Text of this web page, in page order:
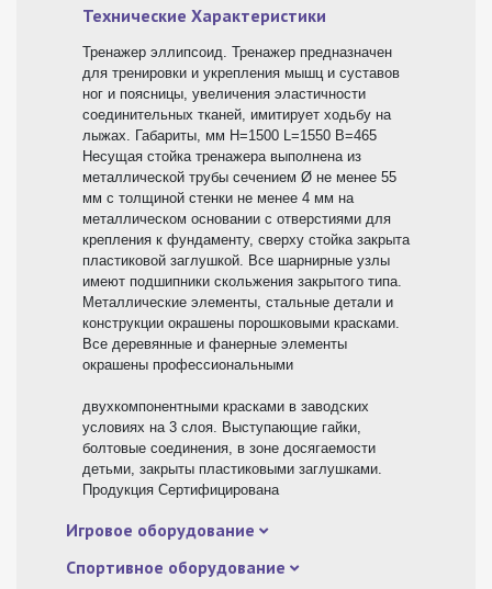
Технические Характеристики
Тренажер эллипсоид. Тренажер предназначен
для тренировки и укрепления мышц и суставов
ног и поясницы, увеличения эластичности
соединительных тканей, имитирует ходьбу на
лыжах. Габариты, мм H=1500 L=1550 В=465
Несущая стойка тренажера выполнена из
металлической трубы сечением Ø не менее 55
мм с толщиной стенки не менее 4 мм на
металлическом основании с отверстиями для
крепления к фундаменту, сверху стойка закрыта
пластиковой заглушкой. Все шарнирные узлы
имеют подшипники скольжения закрытого типа.
Металлические элементы, стальные детали и
конструкции окрашены порошковыми красками.
Все деревянные и фанерные элементы
окрашены профессиональными
двухкомпонентными красками в заводских
условиях на 3 слоя. Выступающие гайки,
болтовые соединения, в зоне досягаемости
детьми, закрыты пластиковыми заглушками.
Продукция Сертифицирована
Игровое оборудование
Спортивное оборудование